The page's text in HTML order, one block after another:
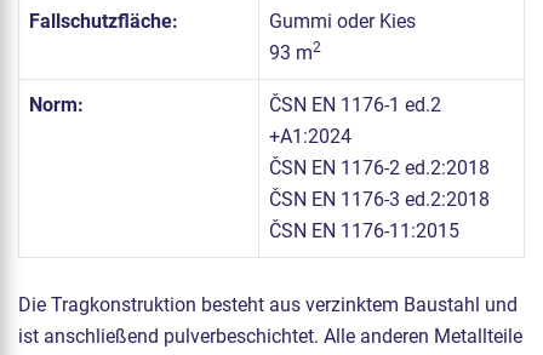
Fallschutzfläche:
Gummi oder Kies
93 m2
Norm:
ČSN EN 1176-1 ed.2
+A1:2024
ČSN EN 1176-2 ed.2:2018
ČSN EN 1176-3 ed.2:2018
ČSN EN 1176-11:2015
Die Tragkonstruktion besteht aus verzinktem Baustahl und
ist anschließend pulverbeschichtet. Alle anderen Metallteile